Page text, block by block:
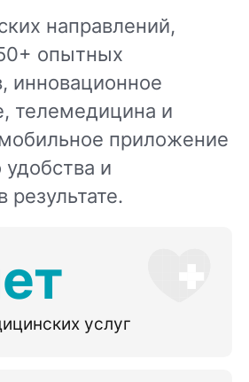
направлений,
опытных
инновационное
телемедицина и
приложение
и
результате.
услуг